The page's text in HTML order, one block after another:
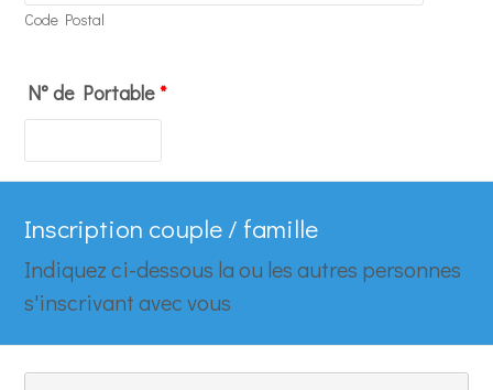
Code Postal
N° de Portable *
Inscription couple / famille
Indiquez ci-dessous la ou les autres personnes
s'inscrivant avec vous